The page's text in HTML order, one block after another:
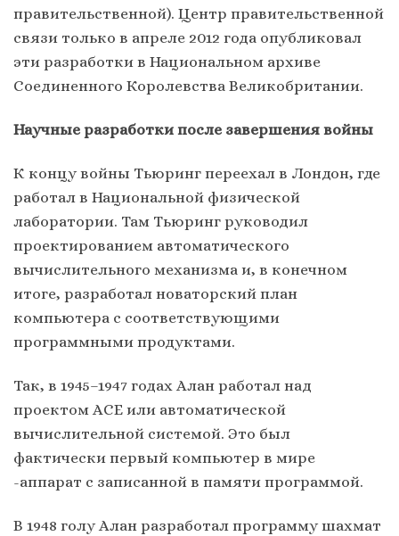
правительственной). Центр правительственной
связи только в апреле 2012 года опубликовал
эти разработки в Национальном архиве
Соединенного Королевства Великобритании.
Научные разработки после завершения войны
К концу войны Тьюринг переехал в Лондон, где
работал в Национальной физической
лаборатории. Там Тьюринг руководил
проектированием автоматического
вычислительного механизма и, в конечном
итоге, разработал новаторский план
компьютера с соответствующими
программными продуктами.
Так, в 1945–1947 годах Алан работал над
проектом ACE или автоматической
вычислительной системой. Это был
фактически первый компьютер в мире
-аппарат с записанной в памяти программой.
В 1948 голу Алан разработал программу шахмат